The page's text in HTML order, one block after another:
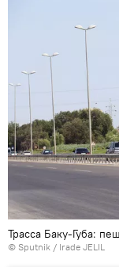
Трасса Баку-Губа:
© Sputnik / Irade JELIL